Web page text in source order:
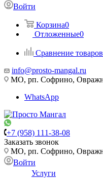
Войти
Корзина0
Отложенные0
Сравнение товаров
info@prosto-mangal.ru
МО, рп. Софрино,
WhatsApp
+7 (958) 111-38-08
Заказать звонок
МО, рп. Софрино,
Войти
Услуги